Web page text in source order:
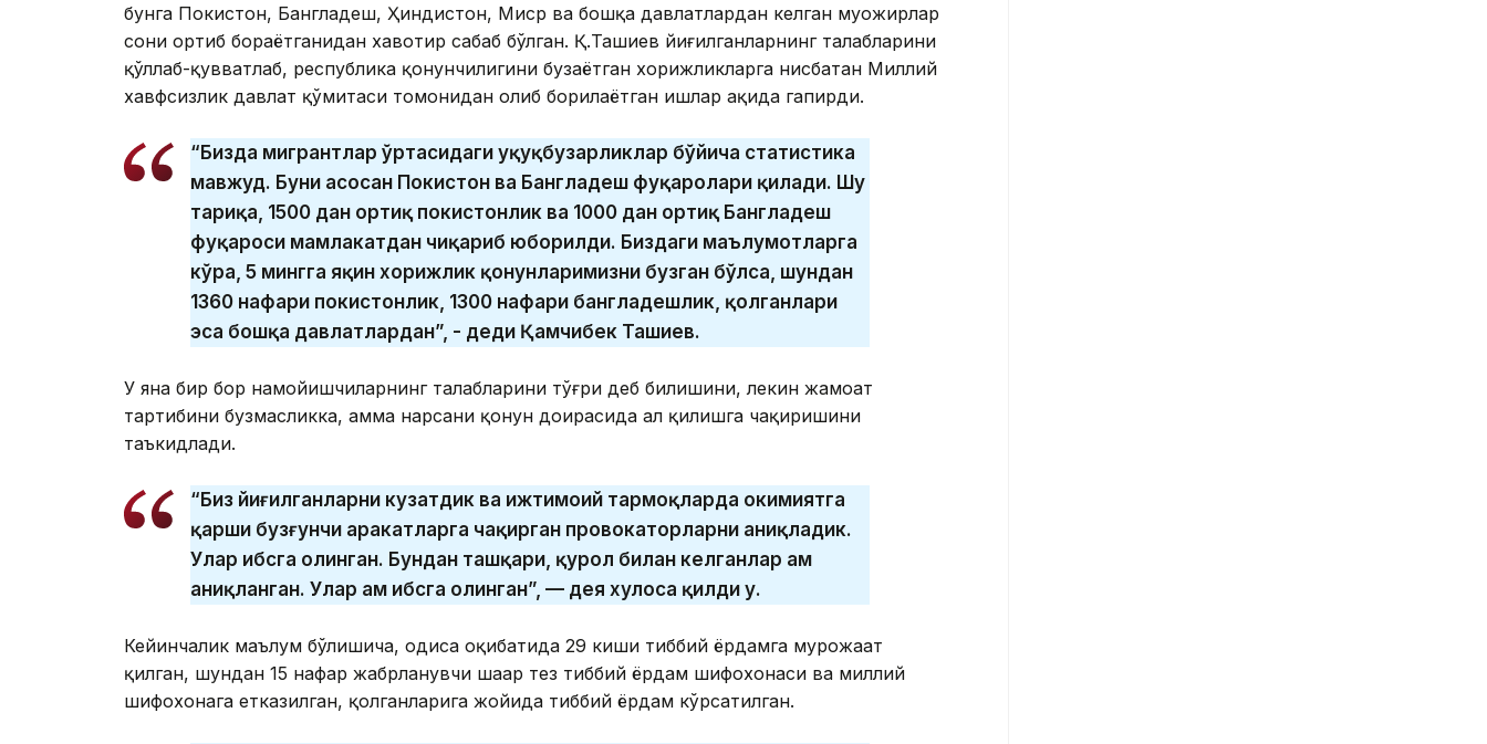
бунга Покистон, Бангладеш, Ҳиндистон, Миср ва бошқа давлатлардан келган муҳожирлар
сони ортиб бораётганидан хавотир сабаб бўлган. Қ.Ташиев йиғилганларнинг талабларини
қўллаб-қувватлаб, республика қонунчилигини бузаётган хорижликларга нисбатан Миллий
хавфсизлик давлат қўмитаси томонидан олиб борилаётган ишлар ҳақида гапирди.
“Бизда мигрантлар ўртасидаги ҳуқуқбузарликлар бўйича статистика
мавжуд. Буни асосан Покистон ва Бангладеш фуқаролари қилади. Шу
тариқа, 1500 дан ортиқ покистонлик ва 1000 дан ортиқ Бангладеш
фуқароси мамлакатдан чиқариб юборилди. Биздаги маълумотларга
кўра, 5 мингга яқин хорижлик қонунларимизни бузган бўлса, шундан
1360 нафари покистонлик, 1300 нафари бангладешлик, қолганлари
эса бошқа давлатлардан”, - деди Қамчибек Ташиев.
У яна бир бор намойишчиларнинг талабларини тўғри деб билишини, лекин жамоат
тартибини бузмасликка, ҳамма нарсани қонун доирасида ҳал қилишга чақиришини
таъкидлади.
“Биз йиғилганларни кузатдик ва ижтимоий тармоқларда ҳокимиятга
қарши бузғунчи ҳаракатларга чақирган провокаторларни аниқладик.
Улар ҳибсга олинган. Бундан ташқари, қурол билан келганлар ҳам
аниқланган. Улар ҳам ҳибсга олинган”, — дея хулоса қилди у.
Кейинчалик маълум бўлишича, ҳодиса оқибатида 29 киши тиббий ёрдамга мурожаат
қилган, шундан 15 нафар жабрланувчи шаҳар тез тиббий ёрдам шифохонаси ва миллий
шифохонага етказилган, қолганларига жойида тиббий ёрдам кўрсатилган.